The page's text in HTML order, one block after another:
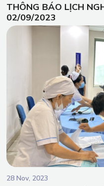
THÔNG BÁO LỊCH
02/09/2023
28 Nov, 2023